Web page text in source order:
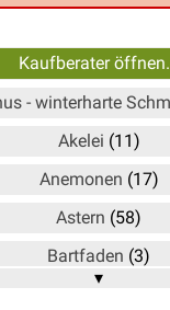
Kaufberater
- winterharte
Akelei (11)
Anemonen (17)
Astern (58)
Bartfaden (3)
▾